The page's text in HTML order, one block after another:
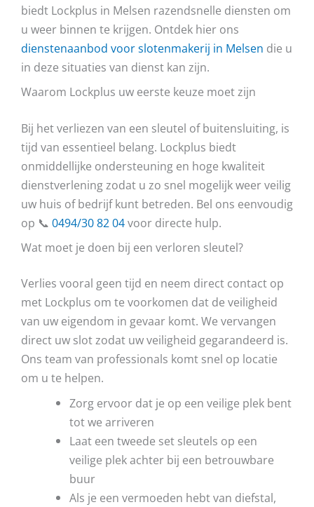
biedt Lockplus in Melsen razendsnelle diensten om
u weer binnen te krijgen. Ontdek hier ons
dienstenaanbod voor slotenmakerij in Melsen die u
in deze situaties van dienst kan zijn.
Waarom Lockplus uw eerste keuze moet zijn
Bij het verliezen van een sleutel of buitensluiting, is
tijd van essentieel belang. Lockplus biedt
onmiddellijke ondersteuning en hoge kwaliteit
dienstverlening zodat u zo snel mogelijk weer veilig
uw huis of bedrijf kunt betreden. Bel ons eenvoudig
op 📞 0494/30 82 04voor directe hulp.
Wat moet je doen bij een verloren sleutel?
Verlies vooral geen tijd en neem direct contact op
met Lockplus om te voorkomen dat de veiligheid
van uw eigendom in gevaar komt. We vervangen
direct uw slot zodat uw veiligheid gegarandeerd is.
Ons team van professionals komt snel op locatie
om u te helpen.
Zorg ervoor dat je op een veilige plek bent
tot we arriveren
Laat een tweede set sleutels op een
veilige plek achter bij een betrouwbare
buur
Als je een vermoeden hebt van diefstal,